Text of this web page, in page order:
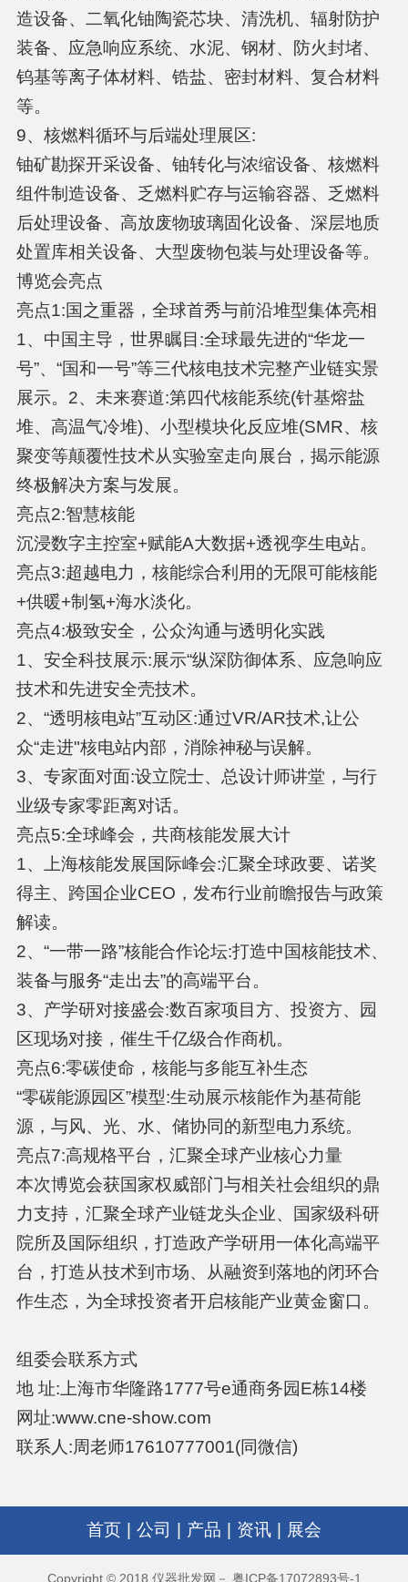
造设备、二氧化铀陶瓷芯块、清洗机、辐射防护
装备、应急响应系统、水泥、钢材、防火封堵、
钨基等离子体材料、锆盐、密封材料、复合材料
等。
9、核燃料循环与后端处理展区:
铀矿勘探开采设备、铀转化与浓缩设备、核燃料
组件制造设备、乏燃料贮存与运输容器、乏燃料
后处理设备、高放废物玻璃固化设备、深层地质
处置库相关设备、大型废物包装与处理设备等。
博览会亮点
亮点1:国之重器，全球首秀与前沿堆型集体亮相
1、中国主导，世界瞩目:全球最先进的“华龙一
号”、“国和一号”等三代核电技术完整产业链实景
展示。2、未来赛道:第四代核能系统(针基熔盐
堆、高温气冷堆)、小型模块化反应堆(SMR、核
聚变等颠覆性技术从实验室走向展台，揭示能源
终极解决方案与发展。
亮点2:智慧核能
沉浸数字主控室+赋能A大数据+透视孪生电站。
亮点3:超越电力，核能综合利用的无限可能核能
+供暖+制氢+海水淡化。
亮点4:极致安全，公众沟通与透明化实践
1、安全科技展示:展示“纵深防御体系、应急响应
技术和先进安全壳技术。
2、“透明核电站”互动区:通过VR/AR技术,让公
众“走进"核电站内部，消除神秘与误解。
3、专家面对面:设立院士、总设计师讲堂，与行
业级专家零距离对话。
亮点5:全球峰会，共商核能发展大计
1、上海核能发展国际峰会:汇聚全球政要、诺奖
得主、跨国企业CEO，发布行业前瞻报告与政策
解读。
2、“一带一路”核能合作论坛:打造中国核能技术、
装备与服务“走出去”的高端平台。
3、产学研对接盛会:数百家项目方、投资方、园
区现场对接，催生千亿级合作商机。
亮点6:零碳使命，核能与多能互补生态
“零碳能源园区”模型:生动展示核能作为基荷能
源，与风、光、水、储协同的新型电力系统。
亮点7:高规格平台，汇聚全球产业核心力量
本次博览会获国家权威部门与相关社会组织的鼎
力支持，汇聚全球产业链龙头企业、国家级科研
院所及国际组织，打造政产学研用一体化高端平
台，打造从技术到市场、从融资到落地的闭环合
作生态，为全球投资者开启核能产业黄金窗口。
组委会联系方式
地 址:上海市华隆路1777号e通商务园E栋14楼
网址:www.cne-show.com
联系人:周老师17610777001(同微信)
首页 公司 产品 资讯 展会
Copyright © 2018 仪器批发网－ 粤ICP备17072893号-1